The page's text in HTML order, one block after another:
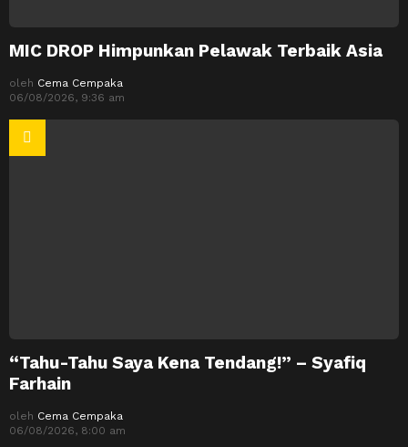
MIC DROP Himpunkan Pelawak Terbaik Asia
oleh Cema Cempaka
06/08/2026, 9:36 am
“Tahu-Tahu Saya Kena Tendang!” – Syafiq
Farhain
oleh Cema Cempaka
06/08/2026, 8:00 am